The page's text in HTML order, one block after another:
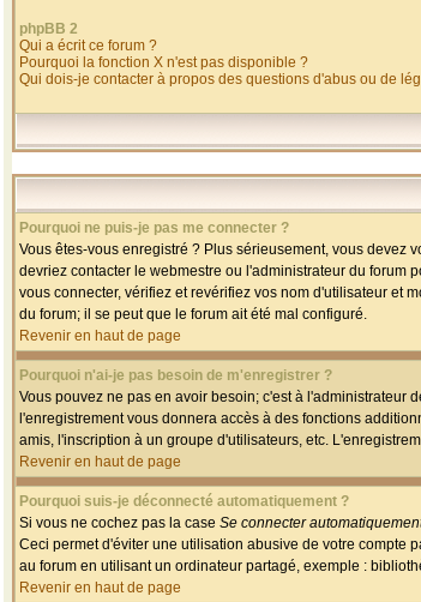
phpBB 2
Qui a écrit ce forum ?
Pourquoi la fonction X n'est pas disponible ?
Qui dois-je contacter à propos des questions d'abus ou de
Pourquoi ne puis-je pas me connecter ?
Vous êtes-vous enregistré ? Plus sérieusement, vous devez
devriez contacter le webmestre ou l'administrateur du forum
vous connecter, vérifiez et revérifiez vos nom d'utilisateur et
du forum; il se peut que le forum ait été mal configuré.
Revenir en haut de page
Pourquoi n'ai-je pas besoin de m'enregistrer ?
Vous pouvez ne pas en avoir besoin; c'est à l'administrateur
l'enregistrement vous donnera accès à des fonctions
amis, l'inscription à un groupe d'utilisateurs, etc.
Revenir en haut de page
Pourquoi suis-je déconnecté automatiquement ?
Si vous ne cochez pas la case Se connecter
Ceci permet d'éviter une utilisation abusive de votre compte
au forum en utilisant un ordinateur partagé, exemple :
Revenir en haut de page